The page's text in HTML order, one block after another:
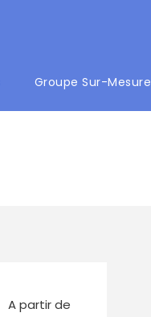
Groupe Sur-Mesure
A partir de